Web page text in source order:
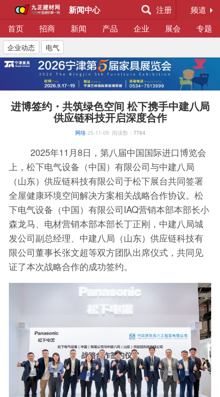
新闻中心 注册
频道
首页
招商 新闻 产品 企业 展会 专题
企业动态 电气
进博签约・共筑绿色空间 松下携手中建八局
供应链科技开启深度合作
网络 25-11-09阅读数： 7764
2025年11月8日，第八届中国国际进口博览会
上，松下电气设备（中国）有限公司与中建八局
（山东）供应链科技有限公司于松下展台共同签署
全屋健康环境空间解决方案相关战略合作协议。松
下电气设备（中国）有限公司IAQ营销本部本部长小
森龙马、电材营销本部本部长丁正刚，中建八局城
发公司副总经理、中建八局（山东）供应链科技有
限公司董事长张文超等双方团队出席仪式，共同见
证了本次战略合作的成功签约。